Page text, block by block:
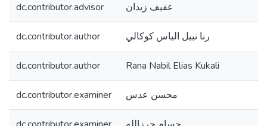
dc.contributor.advisor عفيف زيدان
dc.contributor.author رنا نبيل الياس كوكالي
dc.contributor.author Rana Nabil Elias Kukali
dc.contributor.examiner محسن عدس